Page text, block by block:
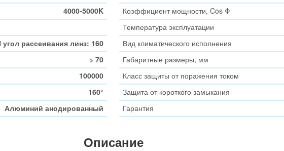
4000-5000K
рассеивания линз: 160
> 70
100000
160°
Алюминий анодированный
Коэффициент мощности, Cos Φ
Температура эксплуатации
Вид климатического исполнения
Габаритные размеры, мм
Класс защиты от поражения током
Защита от короткого замыкания
Гарантия
Описание